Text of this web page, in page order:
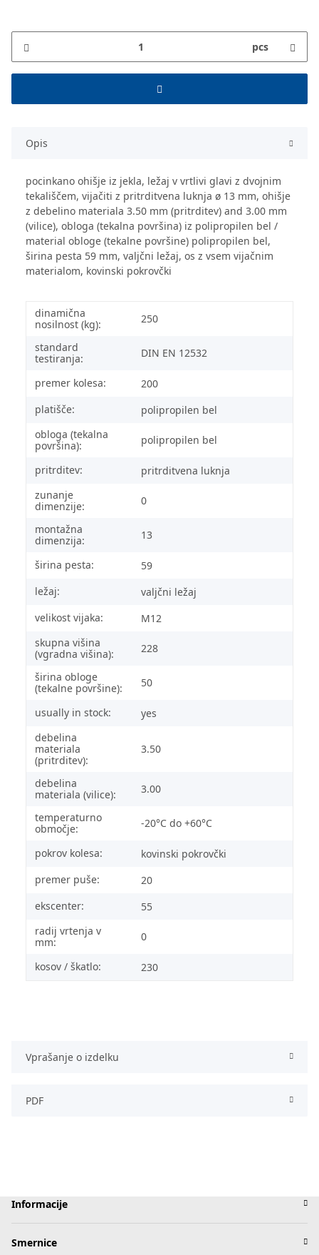
pcs
Opis
pocinkano ohišje iz jekla, ležaj v vrtlivi glavi z dvojnim
tekališčem, vijačiti z pritrditvena luknja ø 13 mm, ohišje
z debelino materiala 3.50 mm (pritrditev) and 3.00 mm
(vilice), obloga (tekalna površina) iz polipropilen bel /
material obloge (tekalne površine) polipropilen bel,
širina pesta 59 mm, valjčni ležaj, os z vsem vijačnim
materialom, kovinski pokrovčki
dinamična
nosilnost (kg):
250
standard
testiranja:
DIN EN 12532
premer kolesa:
200
platišče:
polipropilen bel
obloga (tekalna
površina):
polipropilen bel
pritrditev:
pritrditvena luknja
zunanje
dimenzije:
0
montažna
dimenzija:
13
širina pesta:
59
ležaj:
valjčni ležaj
velikost vijaka:
M12
skupna višina
(vgradna višina):
228
širina obloge
(tekalne površine):
50
usually in stock:
yes
debelina
materiala
(pritrditev):
3.50
debelina
materiala (vilice):
3.00
temperaturno
območje:
-20°C do +60°C
pokrov kolesa:
kovinski pokrovčki
premer puše:
20
ekscenter:
55
radij vrtenja v
mm:
0
kosov / škatlo: 230
Vprašanje o izdelku
PDF
Informacije
Smernice